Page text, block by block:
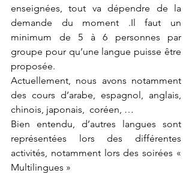
enseignées, tout va dépendre de la
demande du moment .Il faut un
minimum de 5 à 6 personnes par
groupe pour qu’une langue puisse être
proposée.
Actuellement, nous avons notamment
des cours d’arabe, espagnol, anglais,
chinois, japonais,  coréen, …
Bien entendu, d’autres langues sont
représentées lors des différentes
activités, notamment lors des soirées «
Multilingues »